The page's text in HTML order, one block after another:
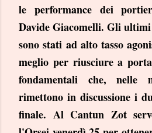
le performance dei
Davide Giacomelli. Gli
sono stati ad alto tasso
meglio per riusciure a
fondamentali che, nelle
rimettono in discussione i
finale. Al Cantun Zot